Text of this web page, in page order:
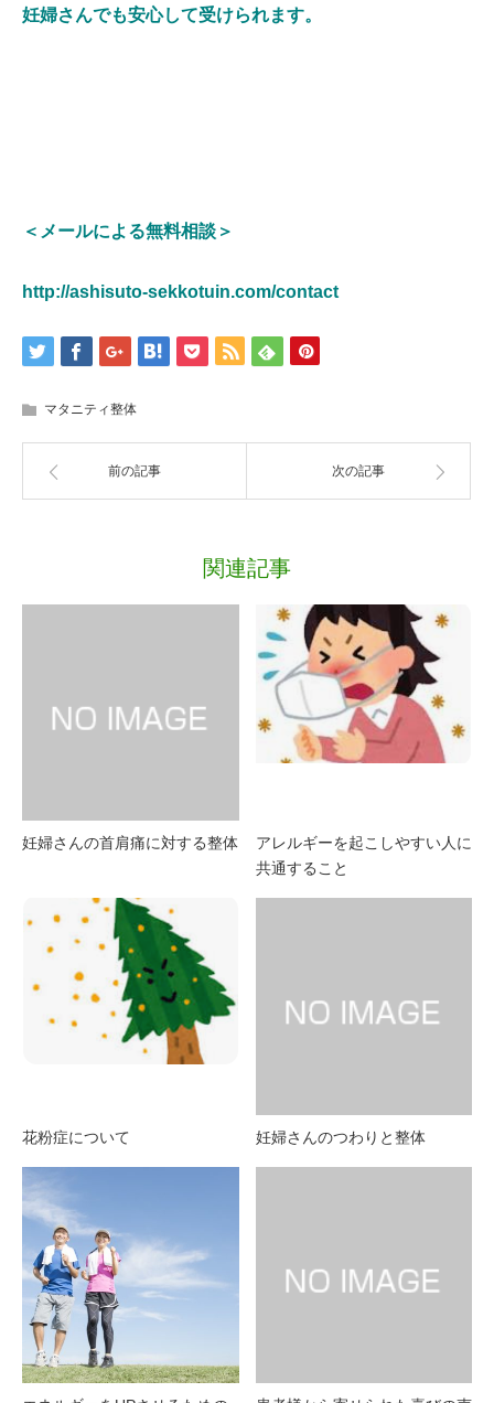
妊婦さんでも安心して受けられます。
＜メールによる無料相談＞
http://ashisuto-sekkotuin.com/contact
マタニティ整体
前の記事 次の記事
関連記事
妊婦さんの首肩痛に対する整体
アレルギーを起こしやすい人に
共通すること
花粉症について 妊婦さんのつわりと整体